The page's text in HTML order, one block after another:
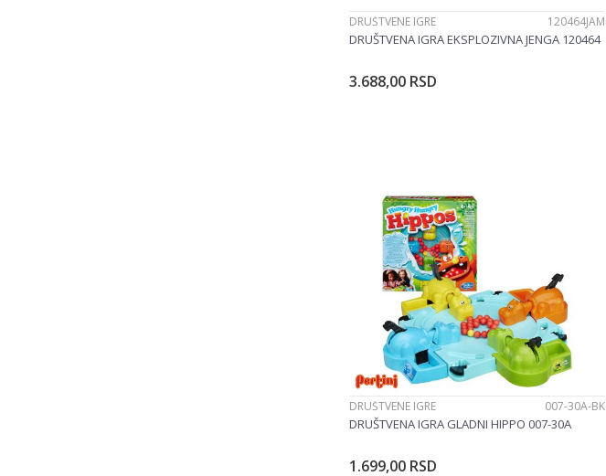
DRUŠTVENE IGRE 120464JAM
DRUŠTVENA IGRA EKSPLOZIVNA JENGA 120464
3.688,00 RSD
DRUŠTVENE IGRE 007-30A-BK
DRUŠTVENA IGRA GLADNI HIPPO 007-30A
1.699,00 RSD